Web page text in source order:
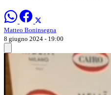
Matteo Boninsegna
8 giugno 2024 - 19:00